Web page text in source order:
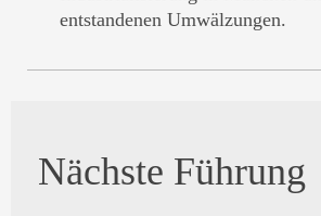
entstandenen Umwälzungen.
Nächste Führung